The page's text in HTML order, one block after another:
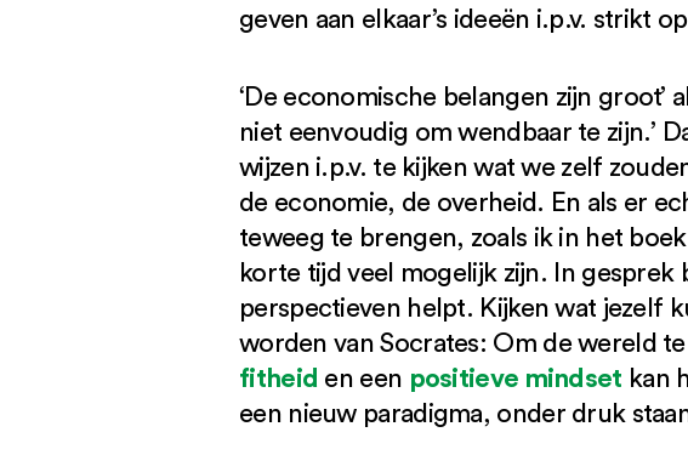
geven aan elkaar’s ideeën i.p.v. strikt
‘De economische belangen zijn
niet eenvoudig om wendbaar te zijn.’
wijzen i.p.v. te kijken wat we zelf
de economie, de overheid. En als er
teweeg te brengen, zoals ik in het
korte tijd veel mogelijk zijn. In
perspectieven helpt. Kijken wat jezelf
worden van Socrates: Om de wereld
fitheid en een positieve mindset kan
een nieuw paradigma, onder druk